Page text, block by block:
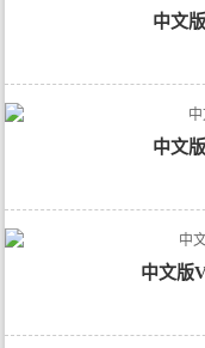
中文
中文
中文版